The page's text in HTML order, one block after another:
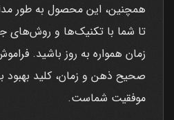
همچنین، این محصول به طور
تا شما با تکنیک‌ها و روش‌های
زمان همواره به روز باشید.
صحیح ذهن و زمان، کلید بهبود
موفقیت شماست.